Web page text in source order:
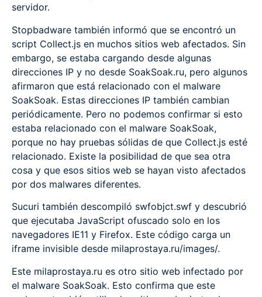
servidor.
Stopbadware también informó que se encontró un
script Collect.js en muchos sitios web afectados. Sin
embargo, se estaba cargando desde algunas
direcciones IP y no desde SoakSoak.ru, pero algunos
afirmaron que está relacionado con el malware
SoakSoak. Estas direcciones IP también cambian
periódicamente. Pero no podemos confirmar si esto
estaba relacionado con el malware SoakSoak,
porque no hay pruebas sólidas de que Collect.js esté
relacionado. Existe la posibilidad de que sea otra
cosa y que esos sitios web se hayan visto afectados
por dos malwares diferentes.
Sucuri también descompiló swfobjct.swf y descubrió
que ejecutaba JavaScript ofuscado solo en los
navegadores IE11 y Firefox. Este código carga un
iframe invisible desde milaprostaya.ru/images/.
Este milaprostaya.ru es otro sitio web infectado por
el malware SoakSoak. Esto confirma que este